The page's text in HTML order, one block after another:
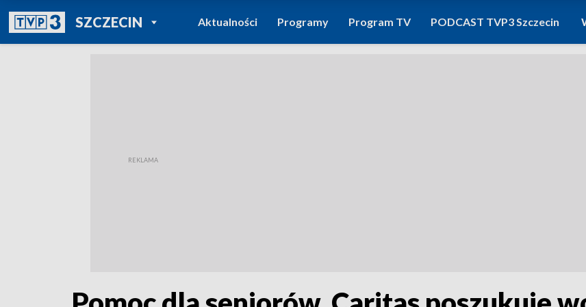
SZCZECINPOWRÓT DO
TVP REGIONY
Aktualności Programy Program TV PODCAST TVP3 Szczecin